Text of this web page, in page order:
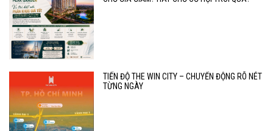
TIẾN ĐỘ THE WIN CITY – CHUYỂN ĐỘNG RÕ NÉT
TỪNG NGÀY